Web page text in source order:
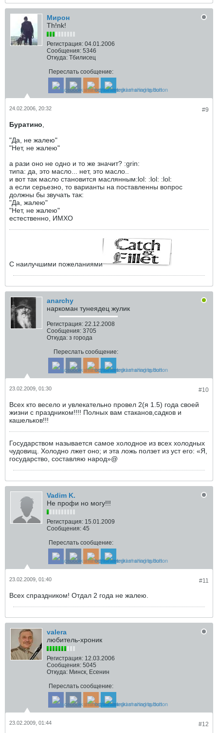
Мирон
Th!nk!
Регистрация: 04.01.2006
Сообщения: 5346
Откуда: Тбилисец
Переслать сообщение:
#9
24.02.2006, 20:32
Буратино
"Да, не жалею"
"Нет, не жалею"
а рази оно не одно и то же значит? :grin:
типа: да, это масло... нет, это масло..
и вот так масло становится маслянным:lol: :lol: :lol:
а если серьезно, то варианты на поставленны вопрос
должны бы звучать так:
"Да, жалею"
"Нет, не жалею"
естественно, ИМХО
С наилучшими пожеланиями
anarchy
наркоман тунеядец жулик
Регистрация: 22.12.2008
Сообщения: 3705
Откуда: з города
Переслать сообщение:
#10
23.02.2009, 01:30
Всех кто весело и увлекательно провел 2(я 1.5) года своей
жизни с праздником!!!! Полных вам стаканов,садков и
кашельков!!!
Государством называется самое холодное из всех холодных
чудовищ. Холодно лжет оно; и эта ложь ползет из уст его: «Я,
государство, составляю народ»@
Vadim K.
Не профи но могу!!!
Регистрация: 15.01.2009
Сообщения: 45
Переслать сообщение:
#11
23.02.2009, 01:40
Всех спраздником! Отдал 2 года не жалею.
valera
любитель-хроник
Регистрация: 12.03.2006
Сообщения: 5045
Откуда: Минск, Есенин
Переслать сообщение:
#12
23.02.2009, 01:44